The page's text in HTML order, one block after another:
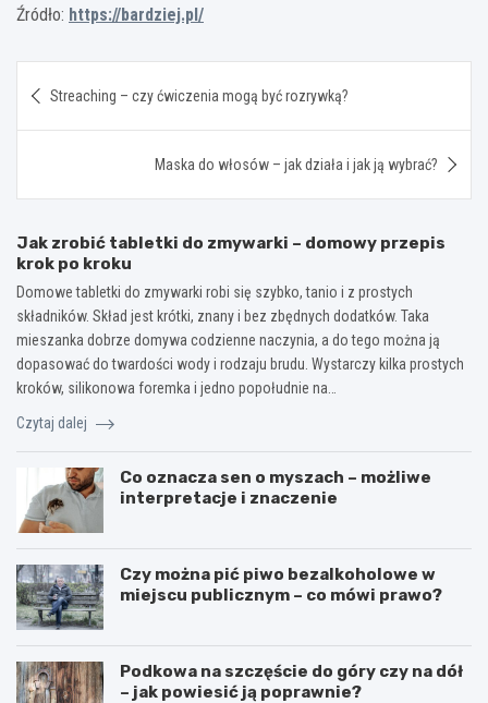
Źródło: https://bardziej.pl/
wpisu
Streaching – czy ćwiczenia mogą być rozrywką?
Maska do włosów – jak działa i jak ją wybrać?
Jak zrobić tabletki do zmywarki – domowy przepis
krok po kroku
Domowe tabletki do zmywarki robi się szybko, tanio i z prostych
składników. Skład jest krótki, znany i bez zbędnych dodatków. Taka
mieszanka dobrze domywa codzienne naczynia, a do tego można ją
dopasować do twardości wody i rodzaju brudu. Wystarczy kilka prostych
kroków, silikonowa foremka i jedno popołudnie na…
Czytaj dalej
Co oznacza sen o myszach – możliwe
interpretacje i znaczenie
Czy można pić piwo bezalkoholowe w
miejscu publicznym – co mówi prawo?
Podkowa na szczęście do góry czy na dół
– jak powiesić ją poprawnie?